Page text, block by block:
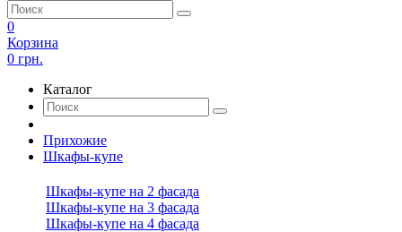
0
Корзина
0 грн.
Каталог
Прихожие
Шкафы-купе
Шкафы-купе на 2 фасада
Шкафы-купе на 3 фасада
Шкафы-купе на 4 фасада